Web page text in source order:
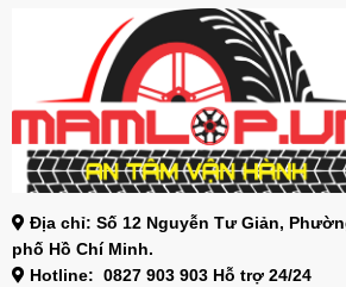
Địa chỉ: Số 12 Nguyễn Tư Giản,
phố Hồ Chí Minh.
Hotline: 0827 903 903 Hỗ trợ 24/24